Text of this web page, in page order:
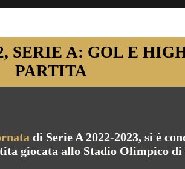
SERIE A: GOL E
PARTITA
di Serie A 2022-2023, si è
giocata allo Stadio Olimpico di